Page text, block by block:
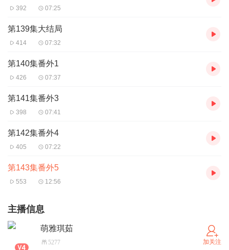
392 07:25
第139集大结局
414 07:32
第140集番外1
426 07:37
第141集番外3
398 07:41
第142集番外4
405 07:22
第143集番外5
553 12:56
主播信息
萌雅琪茹
5277 加关注